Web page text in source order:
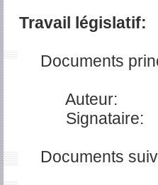
Travail législatif:
Documents
Auteur:
Signataire:
Documents